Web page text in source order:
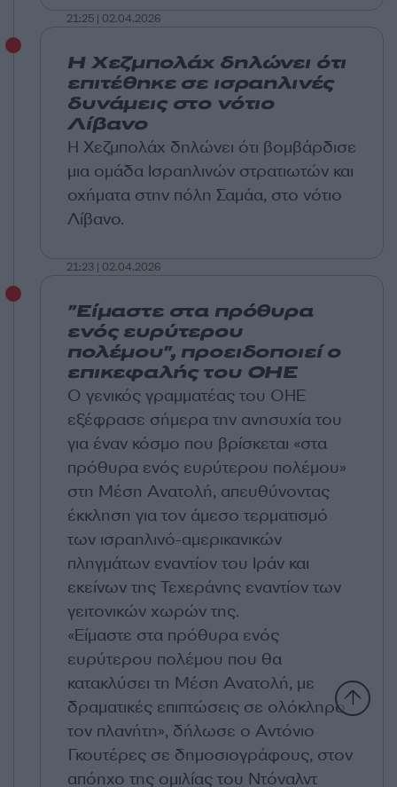
21:25 | 02.04.2026
Η Χεζμπολάχ δηλώνει ότι
επιτέθηκε σε ισραηλινές
δυνάμεις στο νότιο
Λίβανο
Η Χεζμπολάχ δηλώνει ότι βομβάρδισε
μια ομάδα Ισραηλινών στρατιωτών και
οχήματα στην πόλη Σαμάα, στο νότιο
Λίβανο.
21:23 | 02.04.2026
"Είμαστε στα πρόθυρα
ενός ευρύτερου
πολέμου", προειδοποιεί ο
επικεφαλής του ΟΗΕ
Ο γενικός γραμματέας του ΟΗΕ
εξέφρασε σήμερα την ανησυχία του
για έναν κόσμο που βρίσκεται «στα
πρόθυρα ενός ευρύτερου πολέμου»
στη Μέση Ανατολή, απευθύνοντας
έκκληση για τον άμεσο τερματισμό
των ισραηλινό-αμερικανικών
πληγμάτων εναντίον του Ιράν και
εκείνων της Τεχεράνης εναντίον των
γειτονικών χωρών της.
«Είμαστε στα πρόθυρα ενός
ευρύτερου πολέμου που θα
κατακλύσει τη Μέση Ανατολή, με
δραματικές επιπτώσεις σε ολόκληρο
τον πλανήτη», δήλωσε ο Αντόνιο
Γκουτέρες σε δημοσιογράφους, στον
απόηχο της ομιλίας του Ντόναλντ